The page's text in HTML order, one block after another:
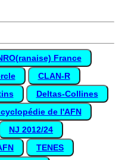
France
CLAN-R
Deltas-Collines
de l'AFN
NJ 2012/24
TENES